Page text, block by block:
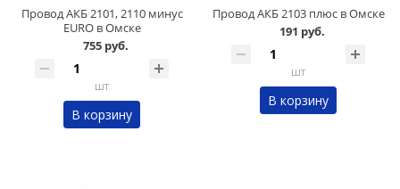
Провод АКБ 2101, 2110 минус
EURO в Омске
755 руб.
шт
В корзину
Провод АКБ 2103 плюс в Омске
191 руб.
шт
В корзину